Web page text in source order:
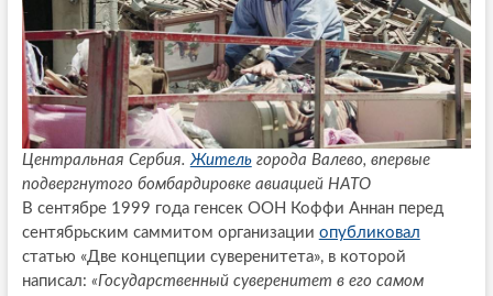
Центральная Сербия.Жительгорода Валево, впервые
подвергнутого бомбардировке авиацией НАТО
В сентябре 1999 года генсек ООН Коффи Аннан перед
сентябрьским саммитом организации опубликовал
статью «Две концепции суверенитета», в которой
написал: «Государственный суверенитет в его самом